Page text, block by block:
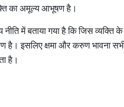
का अमूल्य आभूषण है।
नीति में बताया गया है कि जिस व्यक्ति
इसलिए क्षमा और करुण भावना सभी
है।